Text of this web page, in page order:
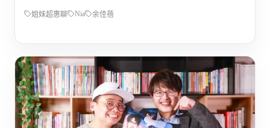
姐妹超惠聊 Nia 余佳蓓